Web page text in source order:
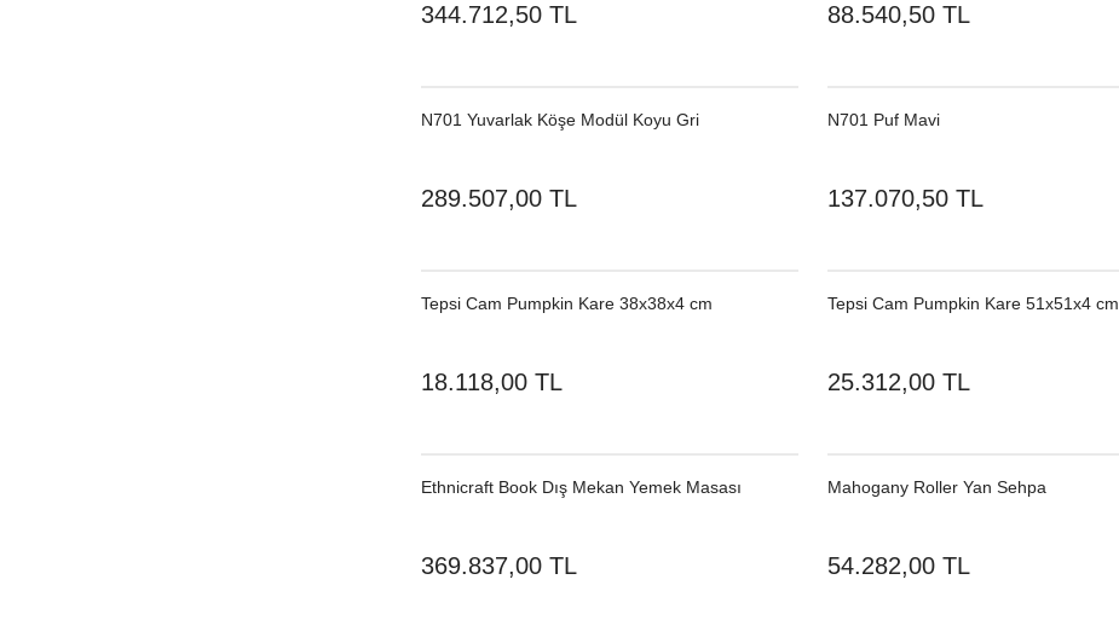
344.712,50 TL 88.540,50 TL
N701 Yuvarlak Köşe Modül Koyu Gri
289.507,00 TL
N701 Puf Mavi
137.070,50 TL
Tepsi Cam Pumpkin Kare 38x38x4 cm
18.118,00 TL
Tepsi Cam Pumpkin Kare 51x51x4 cm
25.312,00 TL
Ethnicraft Book Dış Mekan Yemek Masası
369.837,00 TL
Mahogany Roller Yan Sehpa
54.282,00 TL